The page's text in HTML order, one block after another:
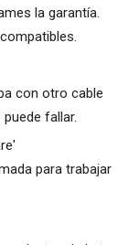
la garantía.
con otro cable
fallar.
para trabajar